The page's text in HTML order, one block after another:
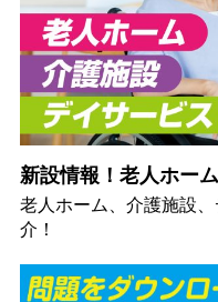
新設情報！老人ホー
老人ホーム、介護施設
介！